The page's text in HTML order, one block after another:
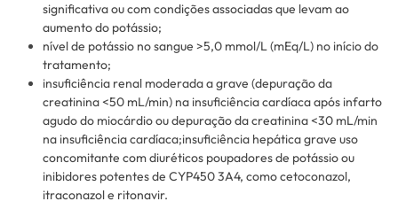
significativa ou com condições associadas que levam ao
aumento do potássio;
nível de potássio no sangue >5,0 mmol/L (mEq/L) no início do
tratamento;
insuficiência renal moderada a grave (depuração da
creatinina <50 mL/min) na insuficiência cardíaca após infarto
agudo do miocárdio ou depuração da creatinina <30 mL/min
na insuficiência cardíaca;insuficiência hepática grave uso
concomitante com diuréticos poupadores de potássio ou
inibidores potentes de CYP450 3A4, como cetoconazol,
itraconazol e ritonavir.